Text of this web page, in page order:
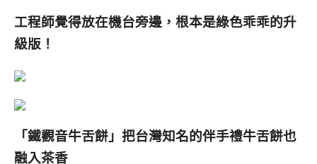
工程師覺得放在機台旁邊，根本是綠色乖乖的升
級版！
「鐵觀音牛舌餅」把台灣知名的伴手禮牛舌餅也
融入茶香